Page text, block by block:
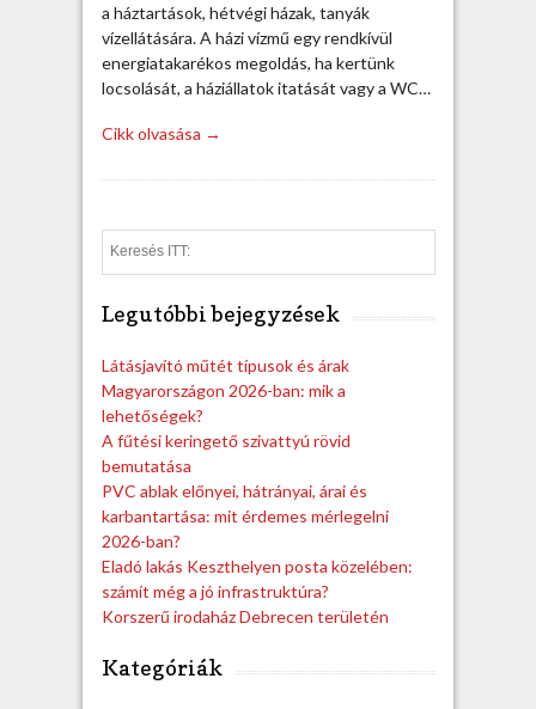
a háztartások, hétvégi házak, tanyák
vízellátására. A házi vízmű egy rendkívül
energiatakarékos megoldás, ha kertünk
locsolását, a háziállatok itatását vagy a WC…
Cikk olvasása →
e
Legutóbbi bejegyzések
Látásjavító műtét típusok és árak
Magyarországon 2026-ban: mik a
lehetőségek?
A fűtési keringető szivattyú rövid
bemutatása
PVC ablak előnyei, hátrányai, árai és
karbantartása: mit érdemes mérlegelni
2026-ban?
Eladó lakás Keszthelyen posta közelében:
számít még a jó infrastruktúra?
Korszerű irodaház Debrecen területén
Kategóriák